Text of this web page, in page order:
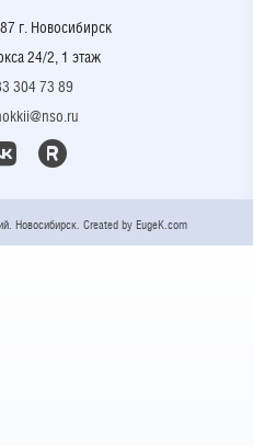
г. Новосибирск
24/2, 1 этаж
304 73 89
Новосибирск. Created by EugeK.com